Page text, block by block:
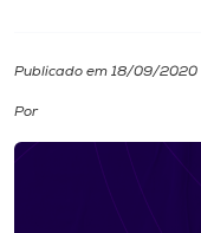
Cultura
Publicado em 18/09/2020
Por